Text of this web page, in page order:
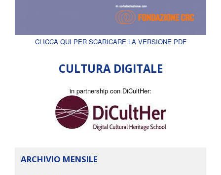
CLICCA QUI PER SCARICARE LA VERSIONE PDF
CULTURA DIGITALE
in partnership con DiCultHer:
ARCHIVIO MENSILE